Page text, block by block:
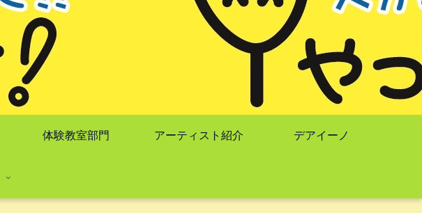
体験教室部門 アーティスト紹介 デアイーノ